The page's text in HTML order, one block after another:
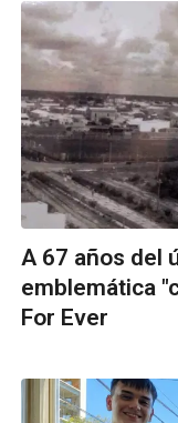
A 67 años del
emblemática
For Ever